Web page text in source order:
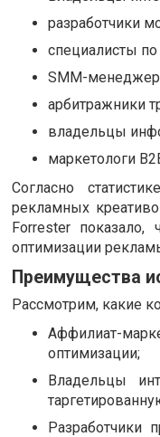
разработчики
специалисты
SMM-
арбитражники
владельцы
маркетологи
Согласно
рекламных
Forrester показало,
оптимизации
Преимущества
Рассмотрим, какие
Аффилиат-
оптимизации;
Владельцы
Разработчики